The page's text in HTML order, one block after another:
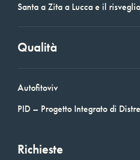
Santa a Zita a Lucca e il
Qualità
Autofitoviv
PID – Progetto Integrato di
Richieste